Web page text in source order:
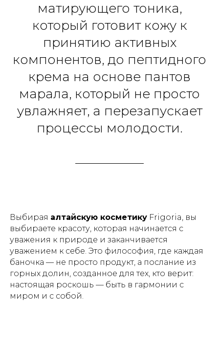
матирующего тоника,
который готовит кожу к
принятию активных
компонентов, до пептидного
крема на основе пантов
марала, который не просто
увлажняет, а перезапускает
процессы молодости.
Выбирая алтайскую косметику Frigoria, вы
выбираете красоту, которая начинается с
уважения к природе и заканчивается
уважением к себе. Это философия, где каждая
баночка — не просто продукт, а послание из
горных долин, созданное для тех, кто верит:
настоящая роскошь — быть в гармонии с
миром и с собой.
Договор оферты
СОЦСЕТИ
INFO@FRIGORIA.RU
+7 925 682 42 12
127051
г. Москва, ул Петровка,
д. 20/1, помещ. 17